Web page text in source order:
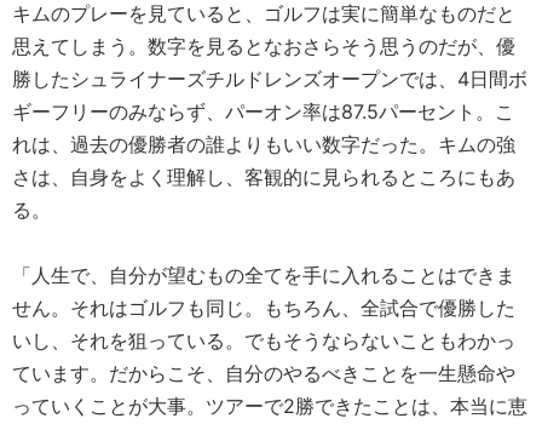
キムのプレーを見ていると、ゴルフは実に簡単なものだと
思えてしまう。数字を見るとなおさらそう思うのだが、優
勝したシュライナーズチルドレンズオープンでは、4日間ボ
ギーフリーのみならず、パーオン率は87.5パーセント。こ
れは、過去の優勝者の誰よりもいい数字だった。キムの強
さは、自身をよく理解し、客観的に見られるところにもあ
る。
「人生で、自分が望むもの全てを手に入れることはできま
せん。それはゴルフも同じ。もちろん、全試合で優勝した
いし、それを狙っている。でもそうならないこともわかっ
ています。だからこそ、自分のやるべきことを一生懸命や
っていくことが大事。ツアーで2勝できたことは、本当に恵